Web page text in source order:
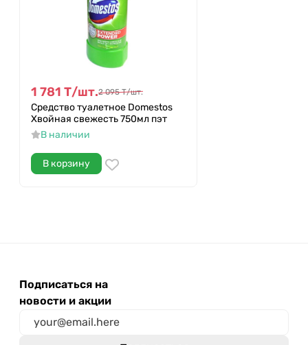
1 781 Т/шт.2 095 Т/шт.
Средство туалетное Domestos
Хвойная свежесть 750мл пэт
В наличии
В корзину
Подписаться на
новости и акции